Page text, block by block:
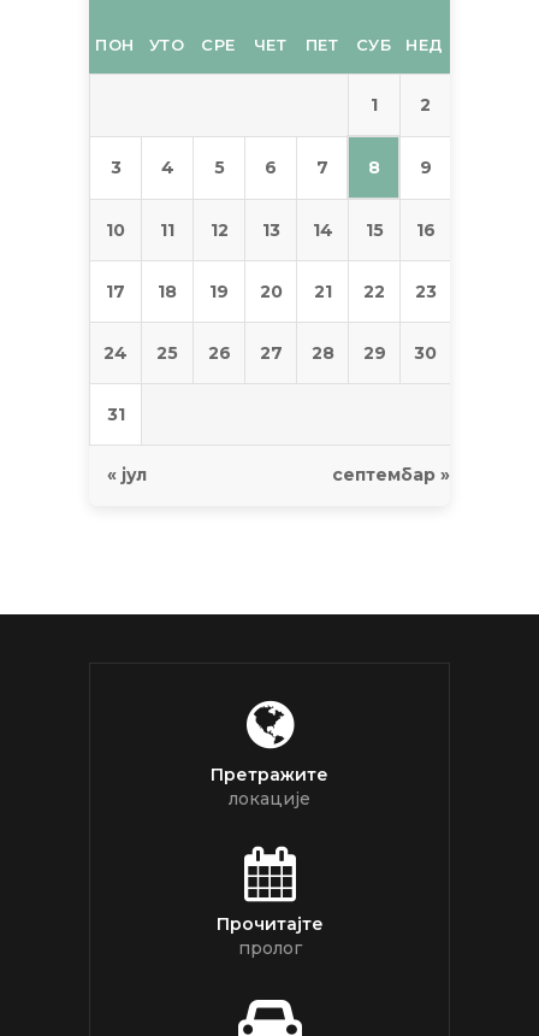
ПОН УТО СРЕ ЧЕТ ПЕТ СУБ НЕД
1 2
3 4 5 6 7 8 9
10 11 12 13 14 15 16
17 18 19 20 21 22 23
24 25 26 27 28 29 30
31
« јул септембар »
Претражите
локације
Прочитајте
пролог